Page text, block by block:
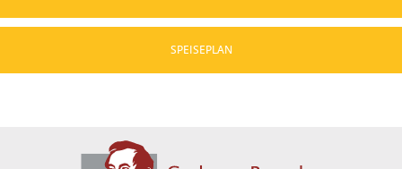
SPEISEPLAN